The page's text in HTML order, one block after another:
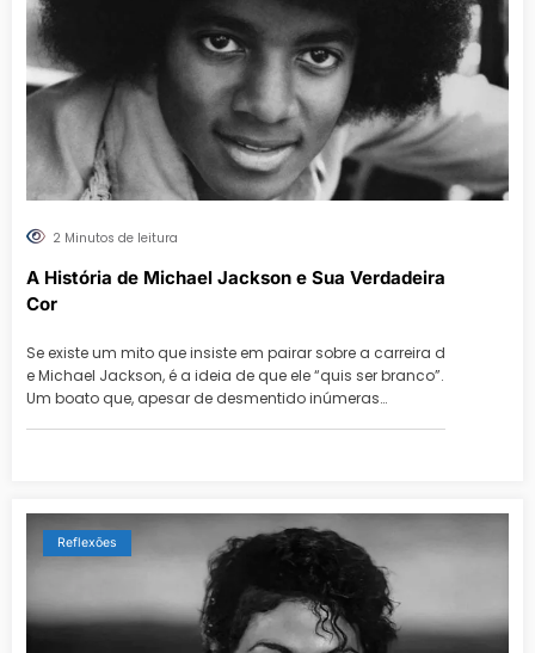
2 Minutos de leitura
A História de Michael Jackson e Sua Verdadeira
Cor
Se existe um mito que insiste em pairar sobre a carreira d
e Michael Jackson, é a ideia de que ele “quis ser branco”.
Um boato que, apesar de desmentido inúmeras…
Reflexões